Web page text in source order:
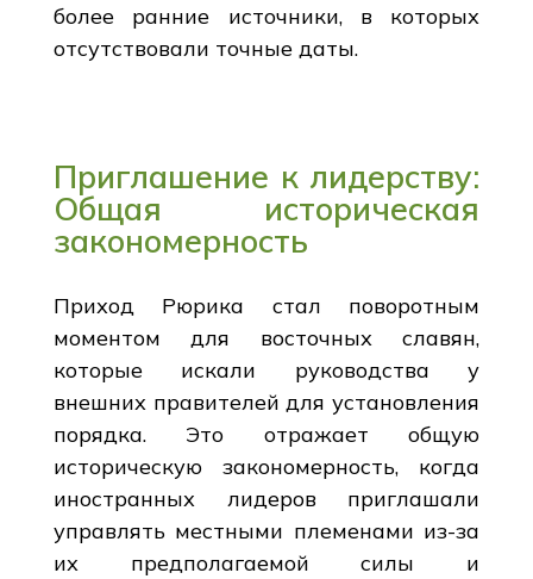
более ранние источники, в которых
отсутствовали точные даты.
Приглашение к лидерству:
Общая историческая
закономерность
Приход Рюрика стал поворотным
моментом для восточных славян,
которые искали руководства у
внешних правителей для установления
порядка. Это отражает общую
историческую закономерность, когда
иностранных лидеров приглашали
управлять местными племенами из-за
их предполагаемой силы и